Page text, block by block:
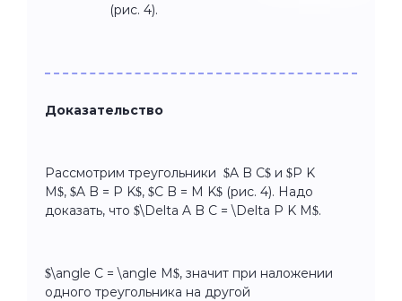
(рис. 4).
Доказательство
Рассмотрим треугольники $A B C$ и $P K
M$, $A B = P K$, $C B = M K$ (рис. 4). Надо
доказать, что $\Delta A B C = \Delta P K M$.
$\angle C = \angle M$, значит при наложении
одного треугольника на другой